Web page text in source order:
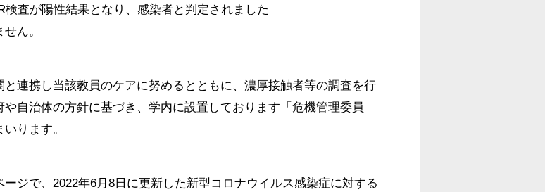
査が陽性結果となり、感染者と判定されました
ん。
連携し当該教員のケアに努めるとともに、濃厚接触者等の調査を行
自治体の方針に基づき、学内に設置しております「危機管理委員
ります。
ジで、2022年6月8日に更新した新型コロナウイルス感染症に対する